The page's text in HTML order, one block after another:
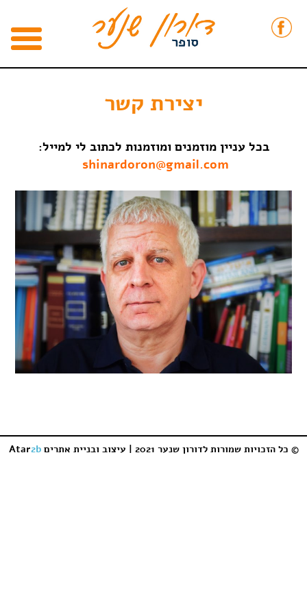
יצירת קשר
בכל עניין מוזמנים ומוזמנות לכתוב לי למייל:
shinardoron@gmail.com
© כל הזכויות שמורות לדורון שנער 2021 | עיצוב ובניית אתרים Atar2b